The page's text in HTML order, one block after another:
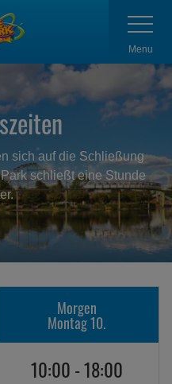
anzeigen
Menu
sich auf die Schließung
schließt eine Stunde
Morgen
Montag 10.
10:00 - 18:00